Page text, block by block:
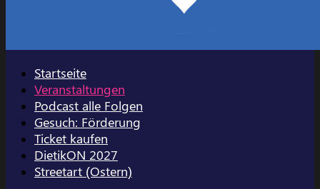
Startseite
Veranstaltungen
Podcast alle Folgen
Gesuch: Förderung
Ticket kaufen
DietikON 2027
Streetart (Ostern)